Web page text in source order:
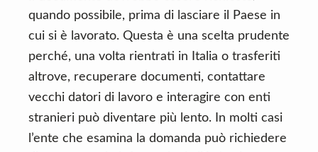
quando possibile, prima di lasciare il Paese in
cui si è lavorato. Questa è una scelta prudente
perché, una volta rientrati in Italia o trasferiti
altrove, recuperare documenti, contattare
vecchi datori di lavoro e interagire con enti
stranieri può diventare più lento. In molti casi
l’ente che esamina la domanda può richiedere